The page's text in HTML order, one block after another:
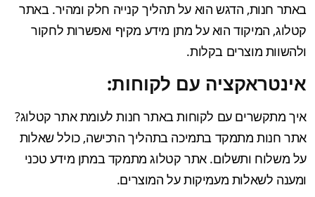
באתר חנות, הדגש הוא על תהליך קנייה חלק ומהיר. באתר
קטלוג, המיקוד הוא על מתן מידע מקיף ואפשרות לחקור
ולהשוות מוצרים בקלות.
אינטראקציה עם לקוחות:
איך מתקשרים עם לקוחות באתר חנות לעומת אתר קטלוג?
אתר חנות מתמקד בתמיכה בתהליך הרכישה, כולל שאלות
על משלוח ותשלום. אתר קטלוג מתמקד במתן מידע טכני
ומענה לשאלות מעמיקות על המוצרים.